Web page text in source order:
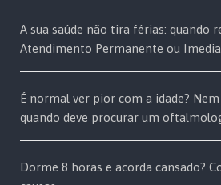
A sua saúde não tira férias: quando
Atendimento Permanente ou
É normal ver pior com a idade?
quando deve procurar um
Dorme 8 horas e acorda cansado?